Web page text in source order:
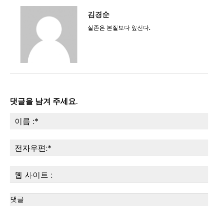
김경순
실존은 본질보다 앞선다.
댓글을 남겨 주세요.
름
:*
자
우
사
이